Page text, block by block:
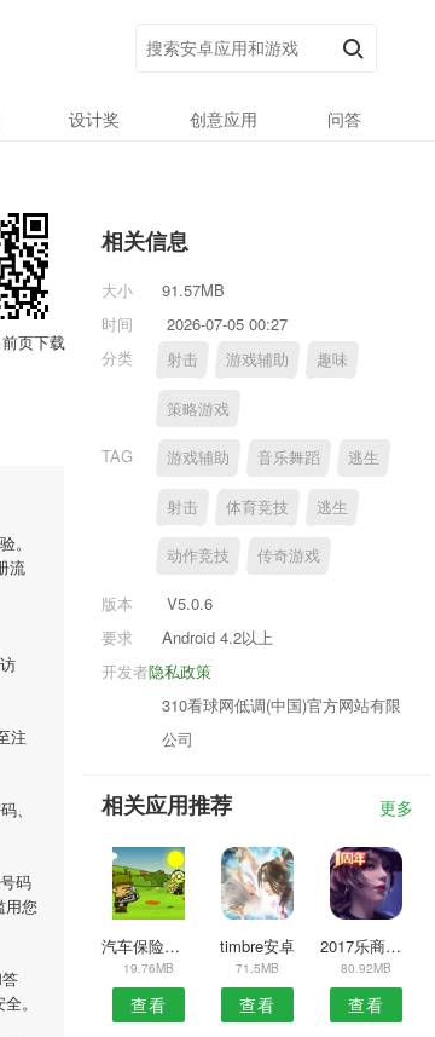
设计奖 创意应用 问答
页下载
。
流
注
、
码
用您
。
相关信息
大小
91.57MB
时间
2026-07-05 00:27
分类
射击 游戏辅助 趣味
策略游戏
TAG 游戏辅助 音乐舞蹈 逃生
射击 体育竞技 逃生
动作竞技 传奇游戏
版本
V5.0.6
要求
Android 4.2以上
隐私政策
开发者
310看球网低调(中国)官方网站有限
公司
相关应用推荐 更多
汽车保险网安卓版
19.76MB
查看
timbre安卓
71.5MB
查看
2017乐商店最新版本
80.92MB
查看